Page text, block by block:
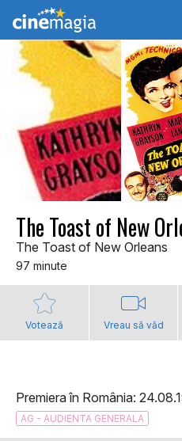
The Toast of New
The Toast of New Orleans
97 minute
Votează Vreau să văd
Premiera în România:
AG - AUDIENTA GENERALA